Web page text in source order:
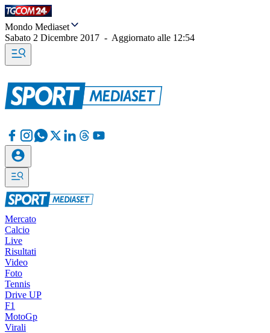
Mondo Mediaset
Sabato 2 Dicembre 2017 - Aggiornato alle 12:54
Mercato
Calcio
Live
Risultati
Video
Foto
Tennis
Drive UP
F1
MotoGp
Virali